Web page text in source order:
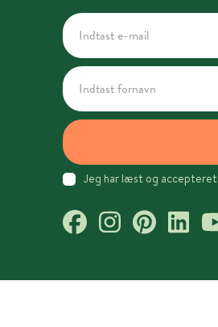
Jeg har læst og accepteret